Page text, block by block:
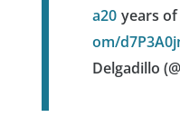
a20 years of
om/
Delgadillo